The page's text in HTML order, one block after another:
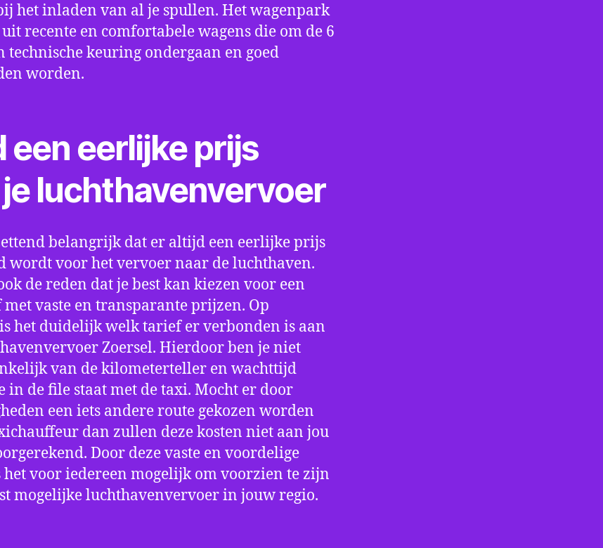
het inladen van al je spullen. Het wagenpark
recente en comfortabele wagens die om de 6
technische keuring ondergaan en goed
worden.
een eerlijke prijs
luchthavenvervoer
belangrijk dat er altijd een eerlijke prijs
wordt voor het vervoer naar de luchthaven.
de reden dat je best kan kiezen voor een
vaste en transparante prijzen. Op
het duidelijk welk tarief er verbonden is aan
Zoersel. Hierdoor ben je niet
van de kilometerteller en wachttijd
in de file staat met de taxi. Mocht er door
een iets andere route gekozen worden
dan zullen deze kosten niet aan jou
Door deze vaste en voordelige
voor iedereen mogelijk om voorzien te zijn
mogelijke luchthavenvervoer in jouw regio.